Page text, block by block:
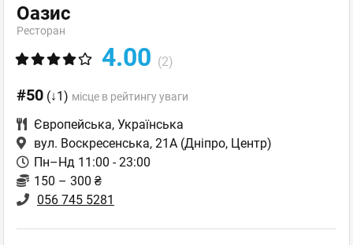
Оазис
Ресторан
4.00 (2)
#50 (↓1) місце в рейтингу уваги
Європейська, Українська
вул. Воскресенська, 21А (Дніпро, Центр)
Пн–Нд 11:00 - 23:00
150 – 300 ₴
056 745 5281